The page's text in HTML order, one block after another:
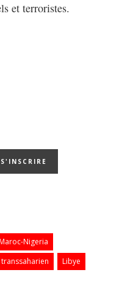
et terroristes.
Nigeria
Libye